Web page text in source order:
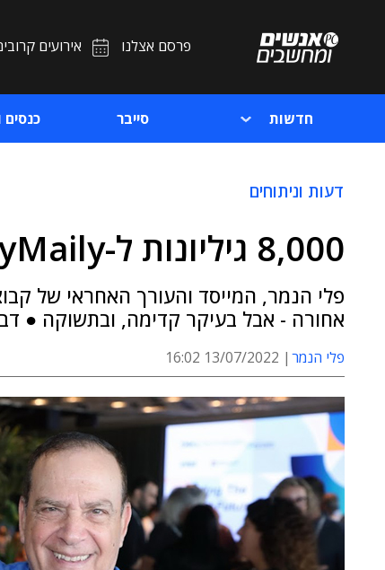
פרסם אצלנו אירועים
חדשות סייבר כנסים
דעות וניתוחים
8,000 גיליונות ל-DailyMaily – והיד עוד נטויה
פלי הנמר, המייסד והעורך האחראי של
אחורה - אבל בעיקר קדימה, ובתשוקה ●
פלי הנמר 13/07/2022 16:02